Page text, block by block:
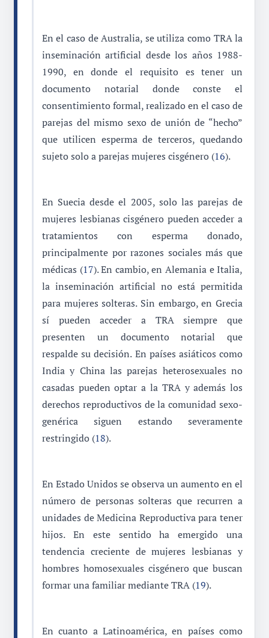
En el caso de Australia, se utiliza como TRA la
inseminación artificial desde los años 1988-
1990, en donde el requisito es tener un
documento notarial donde conste el
consentimiento formal, realizado en el caso de
parejas del mismo sexo de unión de “hecho”
que utilicen esperma de terceros, quedando
sujeto solo a parejas mujeres cisgénero (16).
En Suecia desde el 2005, solo las parejas de
mujeres lesbianas cisgénero pueden acceder a
tratamientos con esperma donado,
principalmente por razones sociales más que
médicas (17). En cambio, en Alemania e Italia,
la inseminación artificial no está permitida
para mujeres solteras. Sin embargo, en Grecia
sí pueden acceder a TRA siempre que
presenten un documento notarial que
respalde su decisión. En países asiáticos como
India y China las parejas heterosexuales no
casadas pueden optar a la TRA y además los
derechos reproductivos de la comunidad sexo-
genérica siguen estando severamente
restringido (18).
En Estado Unidos se observa un aumento en el
número de personas solteras que recurren a
unidades de Medicina Reproductiva para tener
hijos. En este sentido ha emergido una
tendencia creciente de mujeres lesbianas y
hombres homosexuales cisgénero que buscan
formar una familiar mediante TRA (19).
En cuanto a Latinoamérica, en países como